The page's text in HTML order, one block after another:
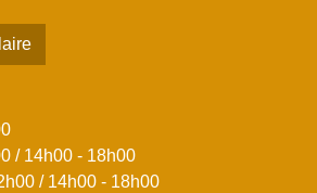
/ 14h00 - 18h00
/ 14h00 - 18h00